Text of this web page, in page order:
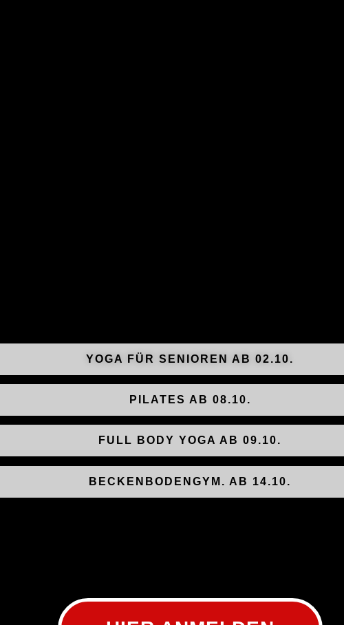
YOGA FÜR SENIOREN AB 02.10.
PILATES AB 08.10.
FULL BODY YOGA AB 09.10.
BECKENBODENGYM. AB 14.10.